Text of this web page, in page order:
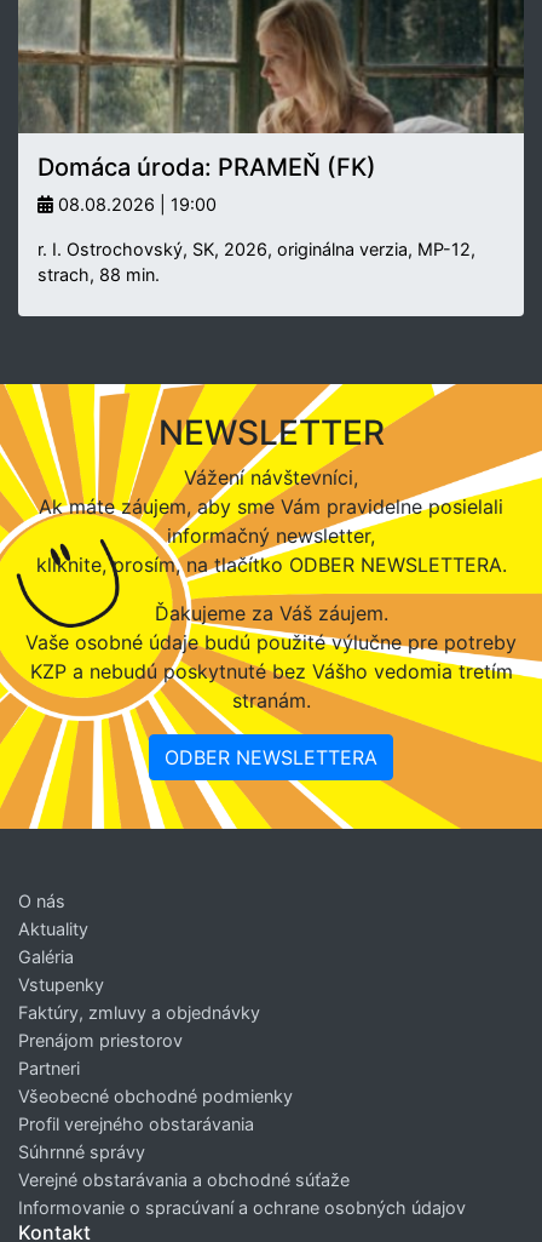
Domáca úroda: PRAMEŇ (FK)
08.08.2026 | 19:00
r. I. Ostrochovský, SK, 2026, originálna verzia, MP-12,
strach, 88 min.
NEWSLETTER
Vážení návštevníci,
Ak máte záujem, aby sme Vám pravidelne posielali
informačný newsletter,
kliknite, prosím, na tlačítko ODBER NEWSLETTERA.
Ďakujeme za Váš záujem.
Vaše osobné údaje budú použité výlučne pre potreby
KZP a nebudú poskytnuté bez Vášho vedomia tretím
stranám.
ODBER NEWSLETTERA
O nás
Aktuality
Galéria
Vstupenky
Faktúry, zmluvy a objednávky
Prenájom priestorov
Partneri
Všeobecné obchodné podmienky
Profil verejného obstarávania
Súhrnné správy
Verejné obstarávania a obchodné súťaže
Informovanie o spracúvaní a ochrane osobných údajov
Kontakt